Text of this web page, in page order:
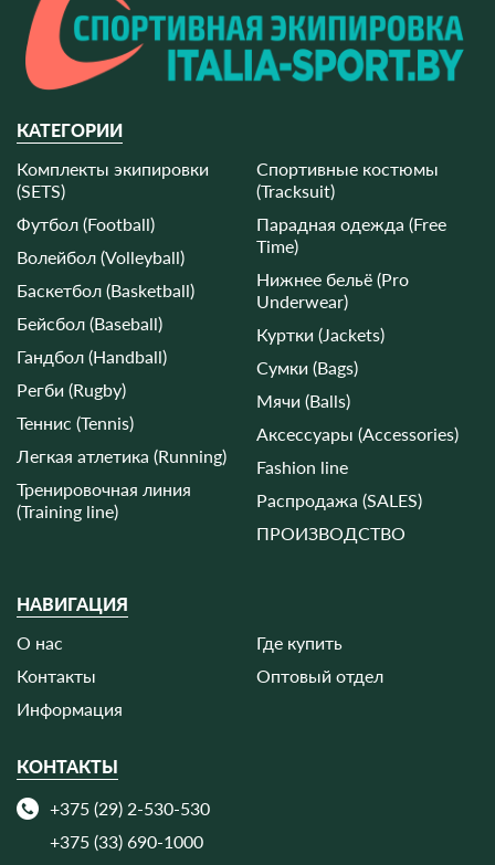
НАВИГАЦИЯ
О нас
Контакты
Информация
Где купить
Оптовый отдел
КАТЕГОРИИ
Комплекты экипировки
(SETS)
Футбол (Football)
Волейбол (Volleyball)
Баскетбол (Basketball)
Бейсбол (Baseball)
Гандбол (Handball)
Регби (Rugby)
Теннис (Tennis)
Легкая атлетика (Running)
Тренировочная линия
(Training line)
Спортивные костюмы
(Tracksuit)
Парадная одежда (Free
Time)
Нижнее бельё (Pro
Underwear)
Куртки (Jackets)
Сумки (Bags)
Мячи (Balls)
Аксессуары (Accessories)
Fashion line
Распродажа (SALES)
ПРОИЗВОДСТВО
КОНТАКТЫ
+375 (29) 2-530-530
+375 (33) 690-1000